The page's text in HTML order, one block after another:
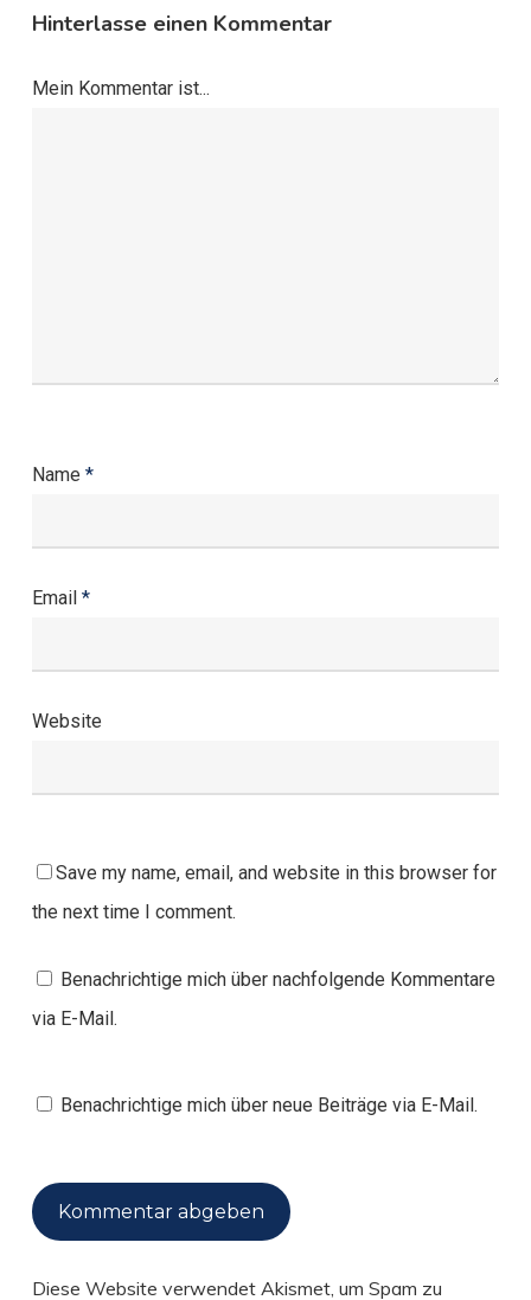
Hinterlasse einen Kommentar
Mein Kommentar ist...
Name *
Email *
Website
Save my name, email, and website in this browser for
the next time I comment.
Benachrichtige mich über nachfolgende Kommentare
via E-Mail.
Benachrichtige mich über neue Beiträge via E-Mail.
Diese Website verwendet Akismet, um Spam zu